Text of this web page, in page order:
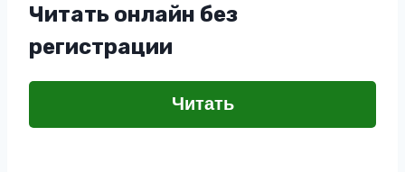
Читать онлайн без
регистрации
Читать